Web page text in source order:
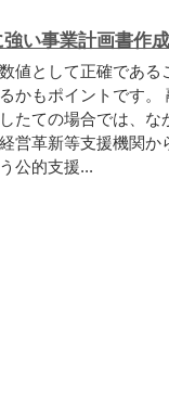
い事業計画書作
値として正確である
かもポイントです
たての場合では、
営革新等支援機関
公的支援...